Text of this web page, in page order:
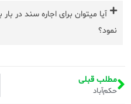
آیا میتوان برای اجاره سند در
نمود؟
مطلب قبلی
حکم‌آباد